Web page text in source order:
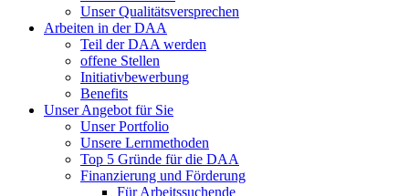
Unser Qualitätsversprechen
Arbeiten in der DAA
Teil der DAA werden
offene Stellen
Initiativbewerbung
Benefits
Unser Angebot für Sie
Unser Portfolio
Unsere Lernmethoden
Top 5 Gründe für die DAA
Finanzierung und Förderung
Für Arbeitssuchende